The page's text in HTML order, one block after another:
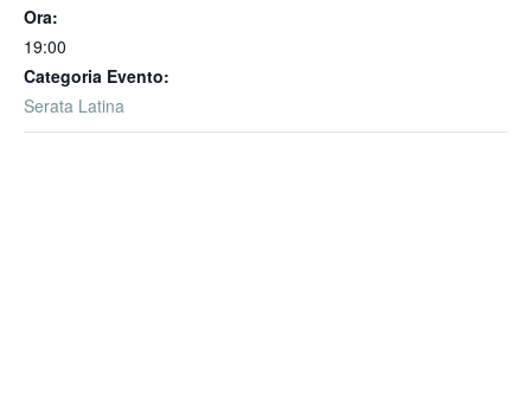
Ora:
19:00
Categoria Evento:
Serata Latina